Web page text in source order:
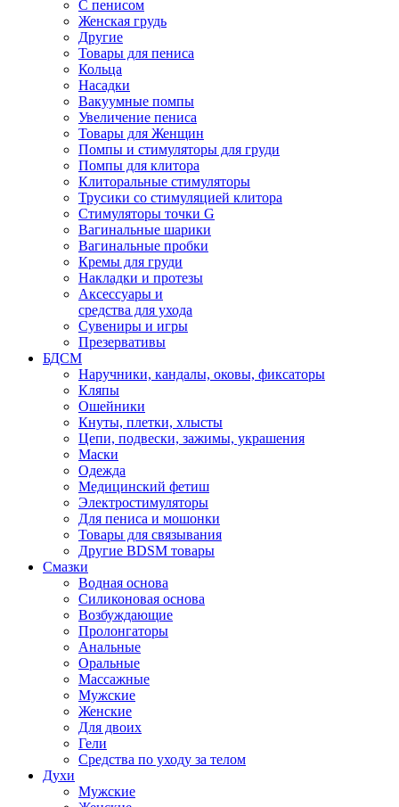
С пенисом
Женская грудь
Другие
Товары для пениса
Кольца
Насадки
Вакуумные помпы
Увеличение пениса
Товары для Женщин
Помпы и стимуляторы для груди
Помпы для клитора
Клиторальные стимуляторы
Трусики со стимуляцией клитора
Стимуляторы точки G
Вагинальные шарики
Вагинальные пробки
Кремы для груди
Накладки и протезы
Аксессуары и
средства для ухода
Сувениры и игры
Презервативы
БДСМ
Наручники, кандалы, оковы, фиксаторы
Кляпы
Ошейники
Кнуты, плетки, хлысты
Цепи, подвески, зажимы, украшения
Маски
Одежда
Медицинский фетиш
Электростимуляторы
Для пениса и мошонки
Товары для связывания
Другие BDSM товары
Смазки
Водная основа
Силиконовая основа
Возбуждающие
Пролонгаторы
Анальные
Оральные
Массажные
Мужские
Женские
Для двоих
Гели
Средства по уходу за телом
Духи
Мужские